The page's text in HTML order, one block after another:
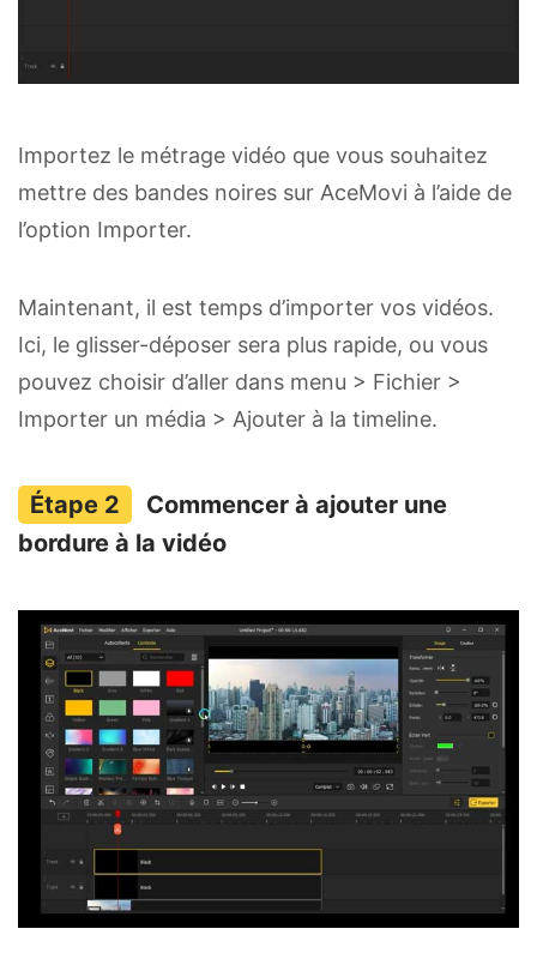
Importez le métrage vidéo que vous souhaitez
mettre des bandes noires sur AceMovi à l’aide de
l’option Importer.
Maintenant, il est temps d’importer vos vidéos.
Ici, le glisser-déposer sera plus rapide, ou vous
pouvez choisir d’aller dans menu > Fichier >
Importer un média > Ajouter à la timeline.
Commencer à ajouter une
bordure à la vidéo